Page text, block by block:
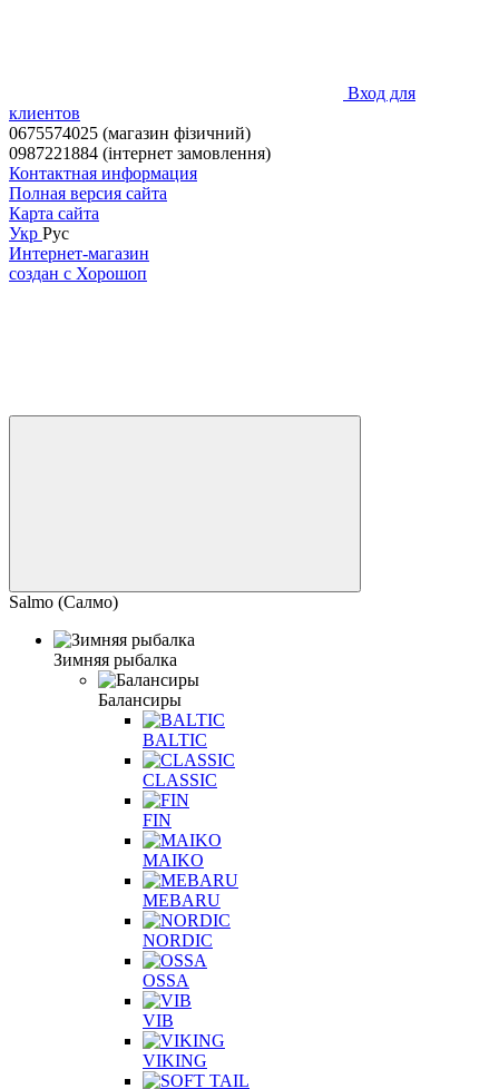
Вход для
клиентов
0675574025 (магазин фізичний)
0987221884 (інтернет замовлення)
Контактная информация
Полная версия сайта
Карта сайта
Укр Рус
Интернет-магазин
создан с Хорошоп
Salmo (Салмо)
Зимняя рыбалка
Балансиры
BALTIC
CLASSIC
FIN
MAIKO
MEBARU
NORDIC
OSSA
VIB
VIKING